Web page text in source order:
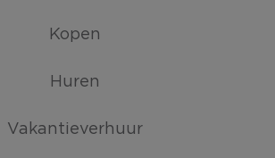
Kopen
Huren
Vakantieverhuur